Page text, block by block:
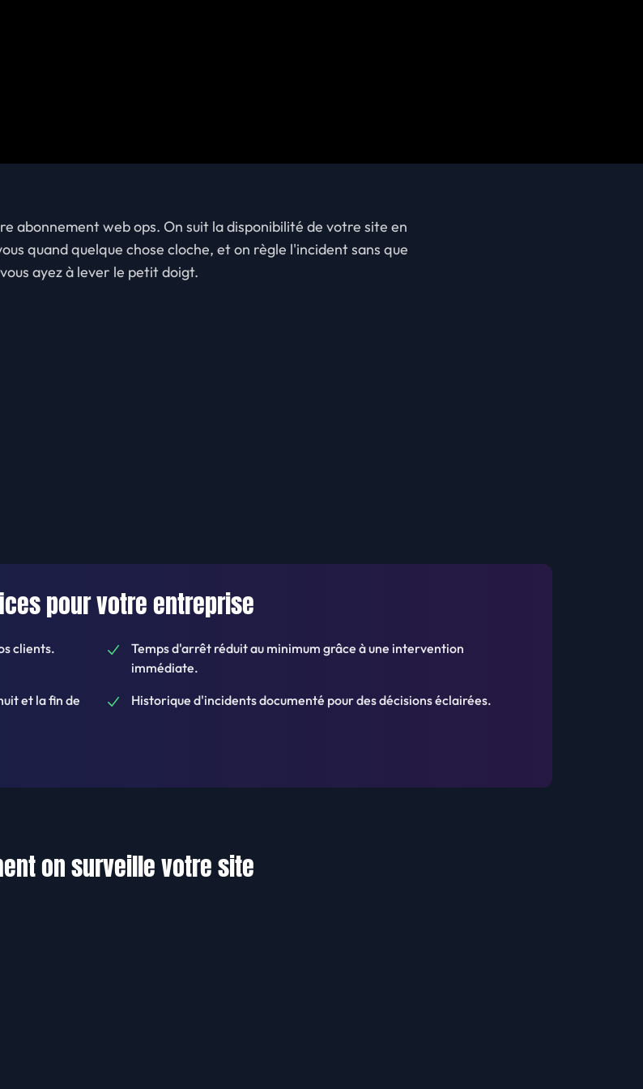
abonnement web ops. On suit la disponibilité de votre site en
quand quelque chose cloche, et on règle l'incident sans que
vous ayez à lever le petit doigt.
pour votre entreprise
clients.
Temps d'arrêt réduit au minimum grâce à une intervention
immédiate.
et la fin de
Historique d'incidents documenté pour des décisions éclairées.
on surveille votre site